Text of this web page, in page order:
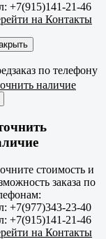
+7(915)141-21-46
на Контакты
по телефону
наличие
стоимость и
заказа по
+7(977)343-23-40
+7(915)141-21-46
на Контакты